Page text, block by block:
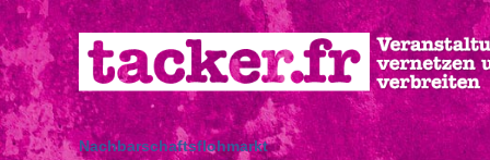
Direkt
zum
Inhalt
Nachbarschaftsflohmarkt